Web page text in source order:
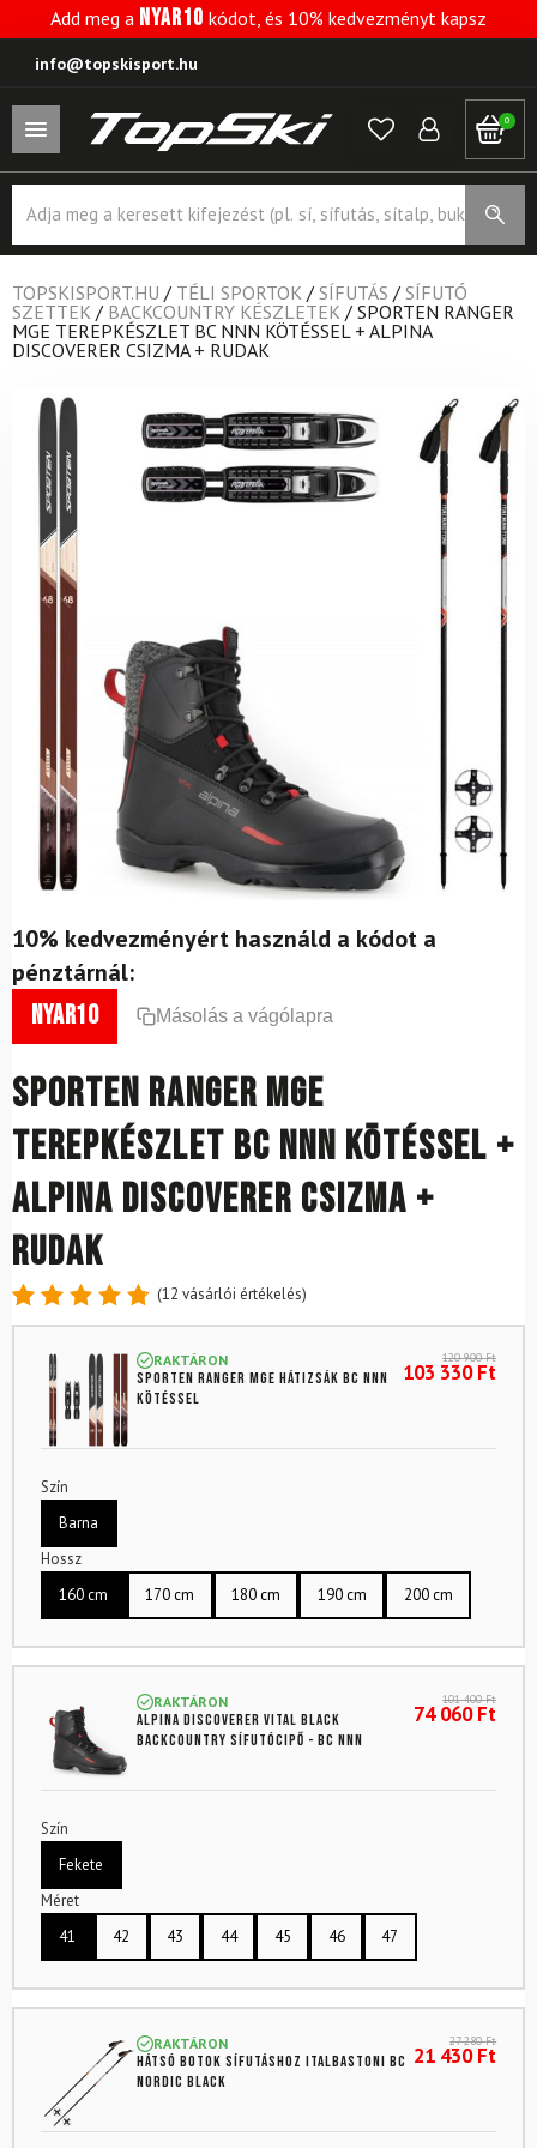
Add meg a NYAR10 kódot, és 10% kedvezményt kapsz
info@topskisport.hu
0
search
TOPSKISPORT.HU / TÉLI SPORTOK / SÍFUTÁS / SÍFUTÓ
SZETTEK / BACKCOUNTRY KÉSZLETEK / SPORTEN RANGER
MGE TEREPKÉSZLET BC NNN KÖTÉSSEL + ALPINA
DISCOVERER CSIZMA + RUDAK
10% kedvezményért használd a kódot a
pénztárnál:
nyar10 Másolás a vágólapra
SPORTEN Ranger MgE
terepkészlet BC NNN kötéssel +
Alpina Discoverer csizma +
rudak
Értékelés
5-ből,
12
értékelés
alapján
(12 vásárlói értékelés)
RAKTÁRON
SPORTEN Ranger MgE hátizsák BC NNN
kötéssel
120 900Ft
103 330Ft
Szín
Barna
Hossz
160 cm
170 cm 180 cm 190 cm 200 cm
RAKTÁRON
ALPINA Discoverer Vital Black
backcountry sífutócipő - BC NNN
101 400Ft
74 060Ft
Szín
Fekete
Méret
41
42 43 44 45 46 47
RAKTÁRON
Hátsó botok sífutáshoz ITALBASTONI BC
Nordic Black
27 280Ft
21 430Ft